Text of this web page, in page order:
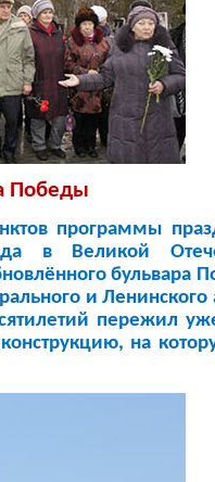
Победы
программы
в Великой
бульвара
и
пережил
на